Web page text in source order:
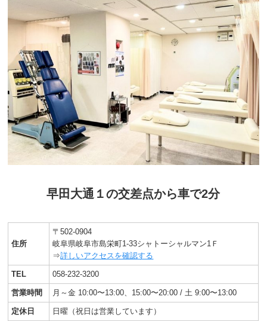
早田大通１の交差点から車で2分
住所
〒502-0904
岐阜県岐阜市島栄町1-33シャトーシャルマン1Ｆ
⇒詳しいアクセスを確認する
TEL 058-232-3200
営業時間 月～金 10:00〜13:00、15:00〜20:00 / 土 9:00〜13:00
定休日 日曜（祝日は営業しています）